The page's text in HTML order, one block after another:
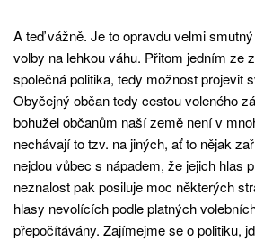
A teď vážně. Je to opravdu velmi
volby na lehkou váhu. Přitom jedním ze
společná politika, tedy možnost projevit
Obyčejný občan tedy cestou voleného
bohužel občanům naší země není v
nechávají to tzv. na jiných, ať to nějak
nejdou vůbec s nápadem, že jejich hlas
neznalost pak posiluje moc některých
hlasy nevolících podle platných
přepočítávány. Zajímejme se o politiku,